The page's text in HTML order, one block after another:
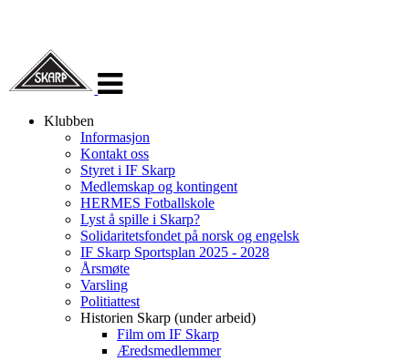
navigasjon
Klubben
Informasjon
Kontakt oss
Styret i IF Skarp
Medlemskap og kontingent
HERMES Fotballskole
Lyst å spille i Skarp?
Solidaritetsfondet på norsk og engelsk
IF Skarp Sportsplan 2025 - 2028
Årsmøte
Varsling
Politiattest
Historien Skarp (under arbeid)
Film om IF Skarp
Æredsmedlemmer